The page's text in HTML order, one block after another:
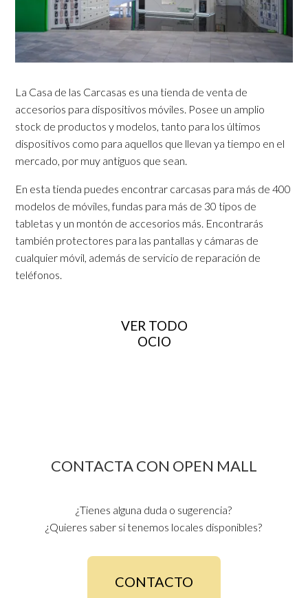
La Casa de las Carcasas es una tienda de venta de
accesorios para dispositivos móviles. Posee un amplio
stock de productos y modelos, tanto para los últimos
dispositivos como para aquellos que llevan ya tiempo en el
mercado, por muy antiguos que sean.
En esta tienda puedes encontrar carcasas para más de 400
modelos de móviles, fundas para más de 30 tipos de
tabletas y un montón de accesorios más. Encontrarás
también protectores para las pantallas y cámaras de
cualquier móvil, además de servicio de reparación de
teléfonos.
VER TODO
OCIO
CONTACTA CON OPEN MALL
¿Tienes alguna duda o sugerencia?
¿Quieres saber si tenemos locales disponibles?
CONTACTO